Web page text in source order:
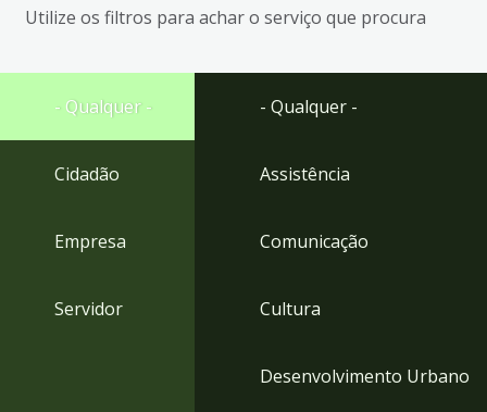
busca
Ir
rodapé
Utilize os filtros para achar o serviço que procura
- Qualquer -
Cidadão
Empresa
Servidor
- Qualquer -
Assistência
Comunicação
Cultura
Desenvolvimento Urbano